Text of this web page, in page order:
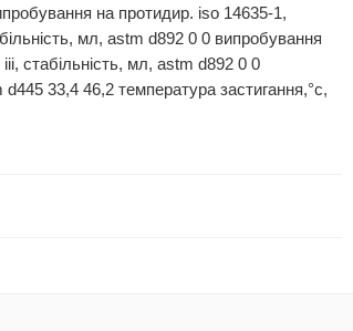
на протидир. iso 14635-1,
мл, astm d892 0 0 випробування
iii, стабільність, мл, astm d892 0 0
33,4 46,2 температура застигання,°c,